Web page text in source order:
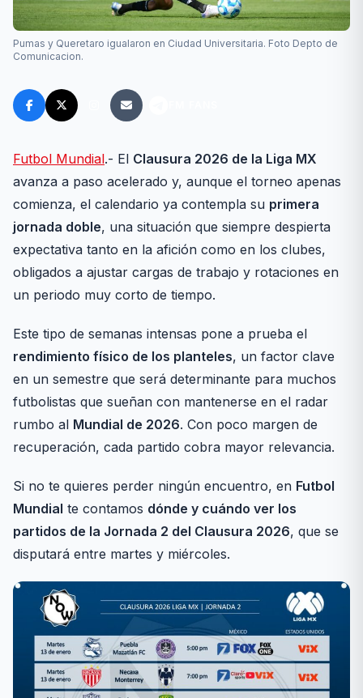
Pumas y Queretaro igualaron en Ciudad Universitaria. Foto Depto de
Comunicacion.
Futbol Mundial.- El Clausura 2026 de la Liga MX
avanza a paso acelerado y, aunque el torneo apenas
comienza, el calendario ya contempla su primera
jornada doble, una situación que siempre despierta
expectativa tanto en la afición como en los clubes,
obligados a ajustar cargas de trabajo y rotaciones en
un periodo muy corto de tiempo.
Este tipo de semanas intensas pone a prueba el
rendimiento físico de los planteles, un factor clave
en un semestre que será determinante para muchos
futbolistas que sueñan con mantenerse en el radar
rumbo al Mundial de 2026. Con poco margen de
recuperación, cada partido cobra mayor relevancia.
Si no te quieres perder ningún encuentro, en Futbol
Mundial te contamos dónde y cuándo ver los
partidos de la Jornada 2 del Clausura 2026, que se
disputará entre martes y miércoles.